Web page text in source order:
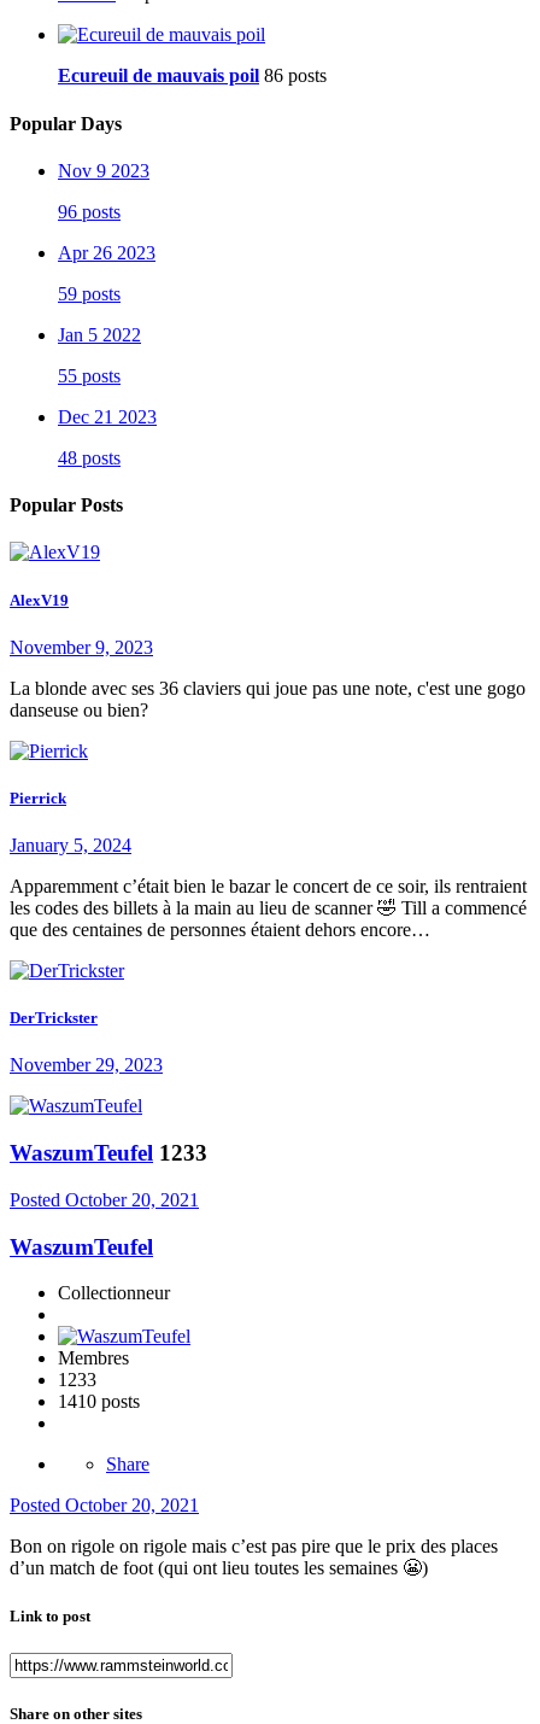
Ecureuil de mauvais poil 86 posts
Popular Days
Nov 9 2023
96 posts
Apr 26 2023
59 posts
Jan 5 2022
55 posts
Dec 21 2023
48 posts
Popular Posts
AlexV19
November 9, 2023
La blonde avec ses 36 claviers qui joue pas une note, c'est une gogo
danseuse ou bien?
Pierrick
January 5, 2024
Apparemment c’était bien le bazar le concert de ce soir, ils rentraient
les codes des billets à la main au lieu de scanner 🤣 Till a commencé
que des centaines de personnes étaient dehors encore…
DerTrickster
November 29, 2023
WaszumTeufel 1233
Posted October 20, 2021
WaszumTeufel
Collectionneur
Membres
1233
1410 posts
Share
Posted October 20, 2021
Bon on rigole on rigole mais c’est pas pire que le prix des places
d’un match de foot (qui ont lieu toutes les semaines 😬)
Link to post
Share on other sites